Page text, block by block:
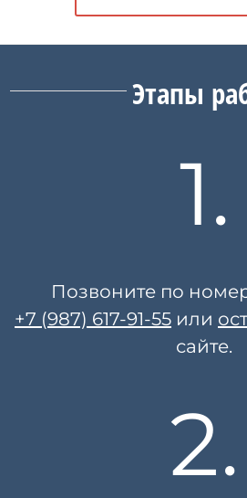
Этапы
1.
Позвоните по
+7 (987) 617-91-55 или
сайте.
2.